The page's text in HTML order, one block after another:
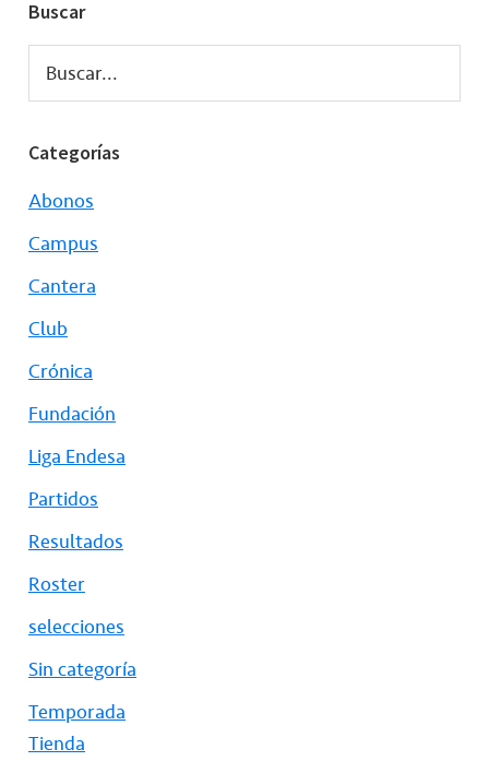
Buscar
Buscar...
Categorías
Abonos
Campus
Cantera
Club
Crónica
Fundación
Liga Endesa
Partidos
Resultados
Roster
selecciones
Sin categoría
Temporada
Tienda